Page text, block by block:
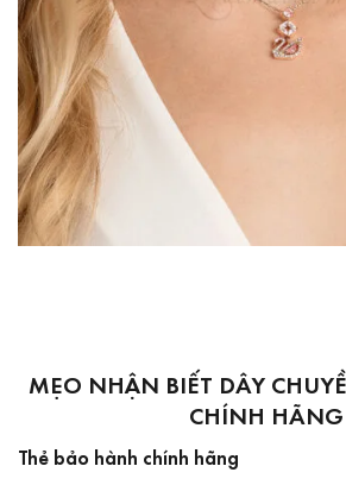
MẸO NHẬN BIẾT DÂY
CHÍNH HÃNG
Thẻ bảo hành chính hãng